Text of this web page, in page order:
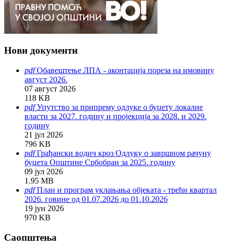
Нови документи
pdf Обавештење ЛПА - аконтација пореза на имовину
август 2026.
07 август 2026
118 KB
pdf Упутство за припрему одлуке о буџету локалне
власти за 2027. годину и пројекција за 2028. и 2029.
годину
21 јул 2026
796 KB
pdf Грађански водич кроз Одлуку о завршном рачуну
буџета Општине Србобран за 2025. годину
09 јул 2026
1.95 MB
pdf План и програм уклањања објеката - трећи квартал
2026. говине од 01.07.2026 до 01.10.2026
19 јун 2026
970 KB
Саопштења